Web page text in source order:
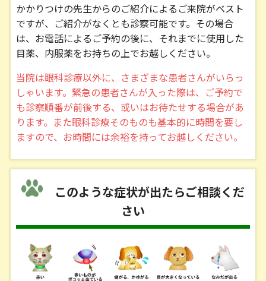
かかりつけの先生からのご紹介によるご来院がベスト
ですが、ご紹介がなくとも診察可能です。その場合
は、お電話によるご予約の後に、それまでに使用した
目薬、内服薬をお持ちの上でお越しください。
当院は眼科診療以外に、さまざまな患者さんがいらっ
しゃいます。緊急の患者さんが入った際は、ご予約で
も診察順番が前後する、或いはお待たせする場合があ
ります。また眼科診療そのものも基本的に時間を要し
ますので、お時間には余裕を持ってお越しください。
このような症状が出たらご相談くだ
さい